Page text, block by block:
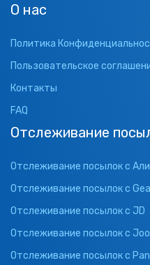
О нас
Политика
Пользовательское
Контакты
FAQ
Отслеживание
Отслеживание посылок с
Отслеживание посылок с
Отслеживание посылок с JD
Отслеживание посылок с
Отслеживание посылок с